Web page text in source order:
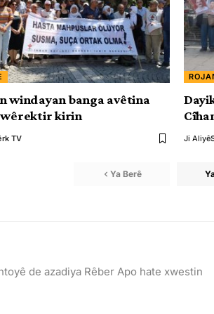
windayan banga avêtina
wêrektir kirin
TV Ji Aliyê
Ya Berê
de azadiya Rêber Apo hate xwestin